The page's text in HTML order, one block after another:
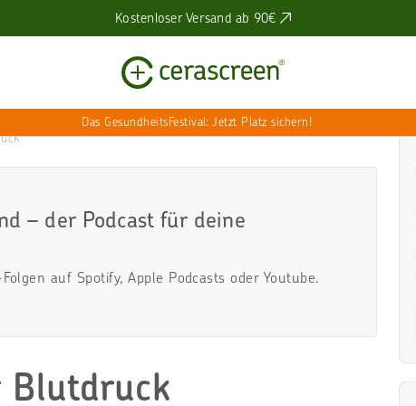
Kostenloser Versand ab 90€
Das GesundheitsFestival: Jetzt Platz sichern!
– der Podcast für deine
auf Spotify,Apple Podcasts oder Youtube.
Blutdruck